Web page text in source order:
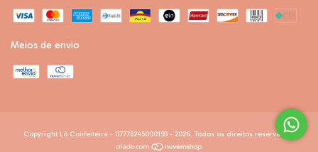
Meios de envio
Copyright Lô Confeiteira - 07778245000193 - 2026. Todos os direitos reservados.